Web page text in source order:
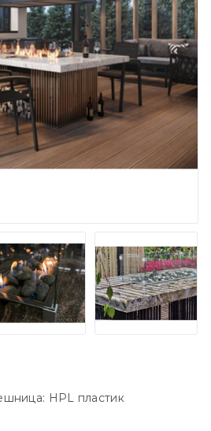
HPL пластик